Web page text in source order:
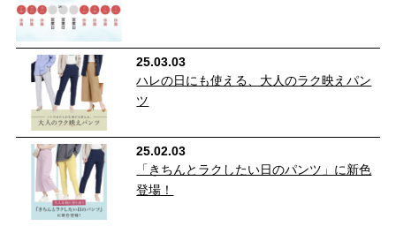
25.03.03
ハレの日にも使える、大人のラク映えパン
ツ
25.02.03
「きちんとラクしたい日のパンツ」に新色
登場！